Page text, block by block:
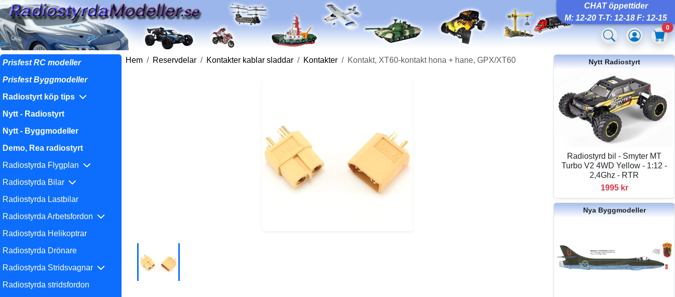
CHAT öppettider
M: 12-20 T-T: 12-18 F: 12-15
0
Prisfest RC modeller
Prisfest Byggmodeller
Radiostyrt köp tips
Nytt - Radiostyrt
Nytt - Byggmodeller
Demo, Rea radiostyrt
Radiostyrda Flygplan
Radiostyrda Bilar
Radiostyrda Lastbilar
Radiostyrda Arbetsfordon
Radiostyrda Helikoptrar
Radiostyrda Drönare
Radiostyrda Stridsvagnar
Radiostyrda stridsfordon
Hem Reservdelar Kontakter kablar sladdar Kontakter Kontakt, XT60-kontakt hona + hane, GPX/XT60 Nytt Radiostyrt
Radiostyrd bil - Smyter MT
Turbo V2 4WD Yellow - 1:12 -
2,4Ghz - RTR
1995 kr
Nya Byggmodeller